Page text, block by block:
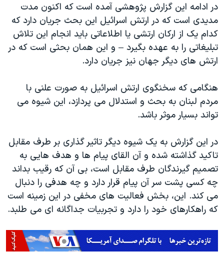
در ادامه این گزارش پژوهشی آمده است که اکنون مدت
مدیدی است که در ارتش اسرائیل این بحث جریان دارد که
کدام یک از ارکان ارتشی یا اطلاعاتی باید انجام این تلاش
تبلیغاتی را به عهده بگیرد – و این همان بحثی است که در
ارتش های دیگر جهان نیز جریان دارد.
هنگامی که سخنگوی ارتش اسرائیل به صورت علنی با
مردم لبنان به بحث و استدلال می پردازد، این شیوه می
تواند بسیار موثر باشد.
در این گزارش به یک شیوه دیگر تاثیر گذاری بر طرف مقابل
تاکید گذاشته شده و آن القاى پیام ها و هدف هایی به
تصمیم گیرندگان طرف مقابل است، بی آن که رقیب بداند
چه کسی پشت سر آن پیام قرار دارد و چه هدفی را دنبال
می کند. این، بخش فعالیت های مخفی در این زمینه است
که راهکارهای خود را دارد و تجربیات جداگانه ای می طلبد.